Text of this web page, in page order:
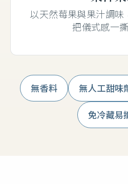
以天然莓果與果汁調味
把儀式感一
無香料 無人工甜味
免冷藏易